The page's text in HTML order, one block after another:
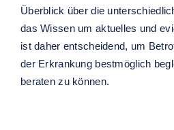
Überblick über die
das Wissen um aktuelles und
ist daher entscheidend, um
der Erkrankung bestmöglich
beraten zu können.